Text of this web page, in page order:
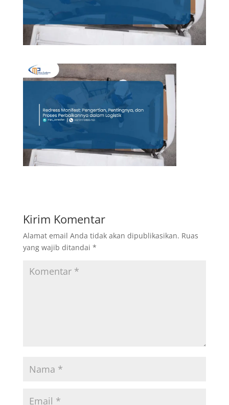
Kirim Komentar
Alamat email Anda tidak akan dipublikasikan. Ruas
yang wajib ditandai *